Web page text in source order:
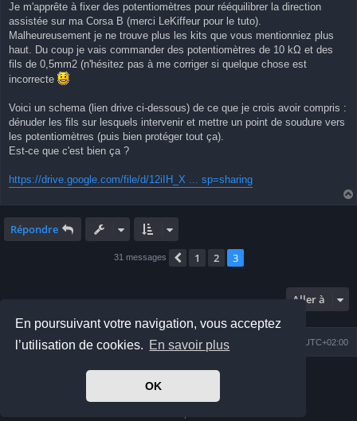
En poursuivant votre navigation, vous acceptez
l’utilisation de cookies. En savoir plus
OK
a
e
Je m'apprête à fixer des potentiomètres pour rééquilibrer la direction
assistée sur ma Corsa B (merci LeKiffeur pour le tuto).
Malheureusement je ne trouve plus les kits que vous mentionniez plus
haut. Du coup je vais commander des potentiomètres de 10 kΩ et des
fils de 0,5mm2 (n'hésitez pas à me corriger si quelque chose est
incorrecte
Voici un schema (lien drive ci-dessous) de ce que je crois avoir compris :
dénuder les fils sur lesquels intervenir et mettre un point de soudure vers
les potentiomètres (puis bien protéger tout ça).
Est-ce que c'est bien ça ?
https://drive.google.com/file/d/12iIH_X ... sp=sharing
Répondre
31 messages Précédente
1 2 3
Aller à
Index du forum UTC+02:00
Nous contacter
Développé parphpBB® Forum Software © phpBB Limited
Prosilver Dark Edition by
Traduit parphpBB-fr.com